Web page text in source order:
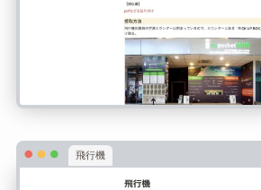
飛行機